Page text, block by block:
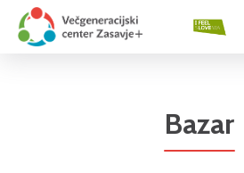
Bazar